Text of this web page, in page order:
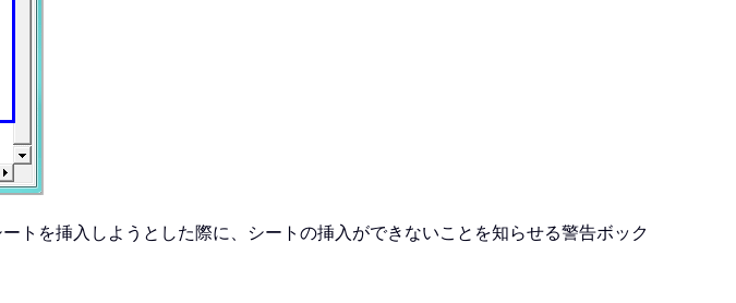
トを挿入しようとした際に、シートの挿入ができないことを知らせる警告ボック